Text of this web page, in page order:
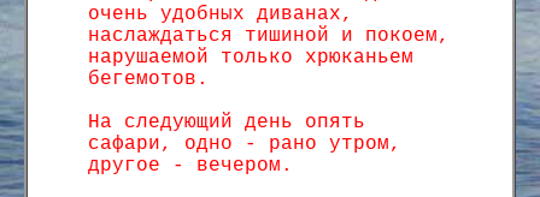
очень удобных диванах,
наслаждаться тишиной и покоем,
нарушаемой только хрюканьем
бегемотов.
На следующий день опять
сафари, одно - рано утром,
другое - вечером.